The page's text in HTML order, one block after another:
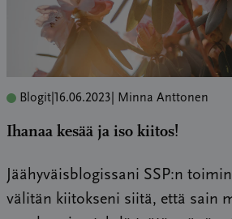
Blogit 16.06.2023 | Minna Anttonen
Ihanaa kesää ja iso kiitos!
Jäähyväisblogissani SSP:n
välitän kiitokseni siitä, että sain